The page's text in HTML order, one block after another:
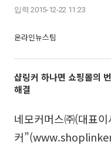
입력 2015-12-22 11:23
온라인뉴스팀
샵링커 하나면 쇼핑몰의
해결
네모커머스㈜(대표
커